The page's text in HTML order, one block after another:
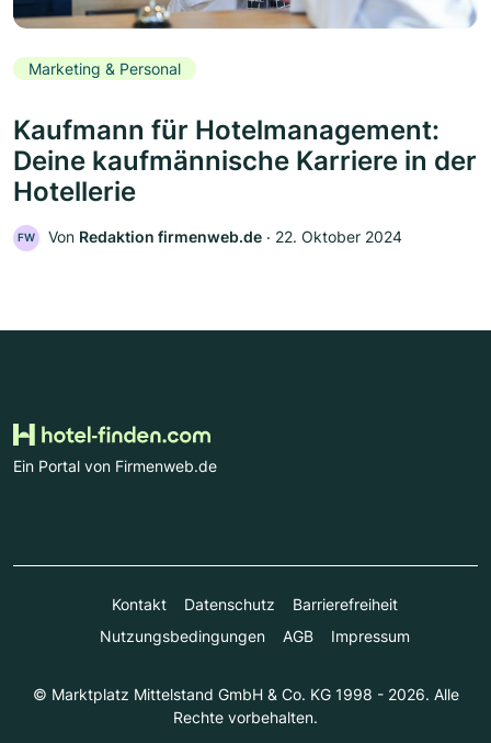
Marketing & Personal
Kaufmann für Hotelmanagement:
Deine kaufmännische Karriere in der
Hotellerie
FW Von Redaktion firmenweb.de ‧ 22. Oktober 2024
Ein Portal von Firmenweb.de
Kontakt Datenschutz
Barrierefreiheit
Nutzungsbedingungen
AGB Impressum
© Marktplatz Mittelstand GmbH & Co. KG 1998 - 2026. Alle
Rechte vorbehalten.